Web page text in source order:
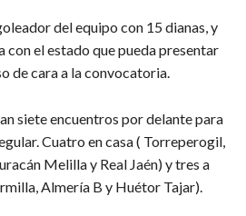
del equipo con 15 dianas, y
con el estado que pueda presentar
de cara a la convocatoria.
siete encuentros por delante para
Cuatro en casa ( Torreperogil,
Melilla y Real Jaén) y tres a
Almería B y Huétor Tajar).